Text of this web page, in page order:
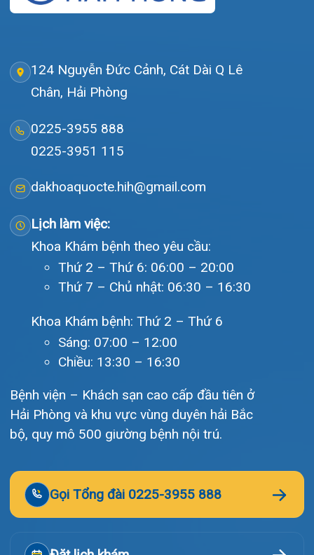
Tra cứu kết quả xét nghiệm
Tra cứu hóa đơn
Giới thiệu
Lịch khám
Hướng dẫn khám
Văn bản pháp quy
Liên hệ